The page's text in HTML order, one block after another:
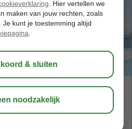
erkend duurzaamheidscertificaat